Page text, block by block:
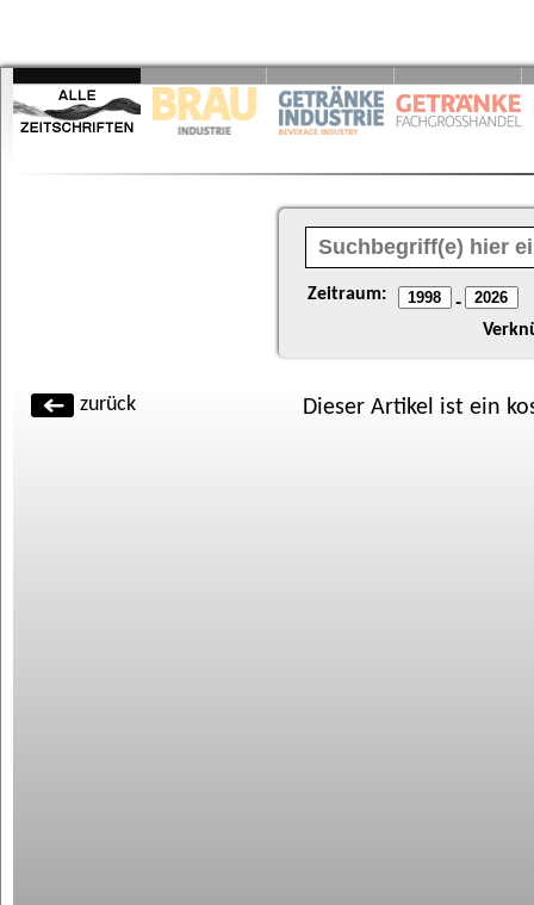
Zeitraum: -
zurück Dieser Artikel ist ein